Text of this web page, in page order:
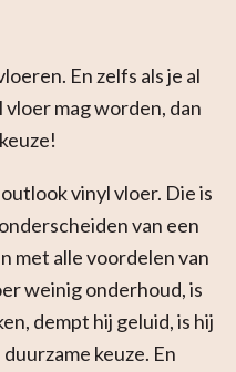
En zelfs als je al
mag worden, dan
vinyl vloer. Die is
van een
met alle voordelen van
weinig onderhoud, is
dempt hij geluid, is hij
keuze. En